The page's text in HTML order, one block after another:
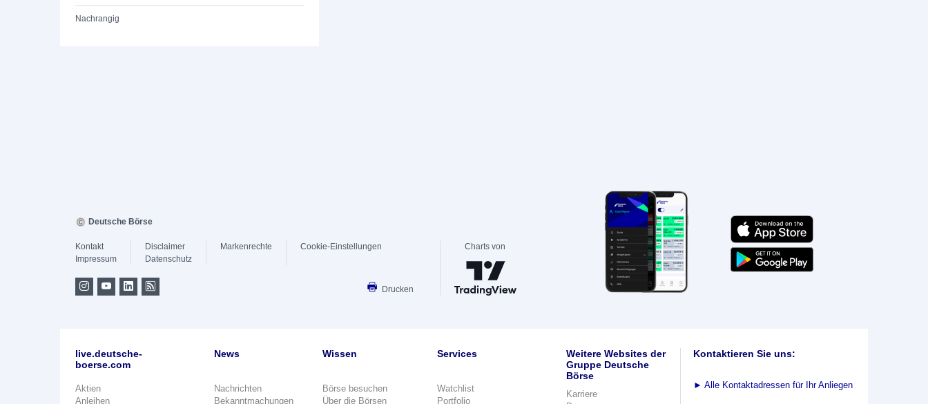
Nachrangig
Deutsche Börse
Kontakt
Impressum
Disclaimer
Datenschutz
Markenrechte Cookie-Einstellungen
Drucken
Charts von
live.deutsche-
boerse.com
Aktien
Anleihen
News
Nachrichten
Bekanntmachungen
Wissen
Börse besuchen
Über die Börsen
Services
Watchlist
Portfolio
Weitere Websites der
Gruppe Deutsche
Börse
Karriere
Kontaktieren Sie uns:
► Alle Kontaktadressen für Ihr Anliegen